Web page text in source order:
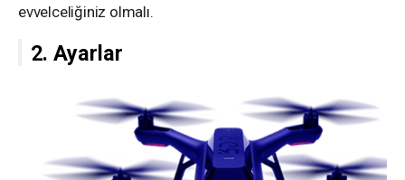
evvelceliğiniz olmalı.
2. Ayarlar